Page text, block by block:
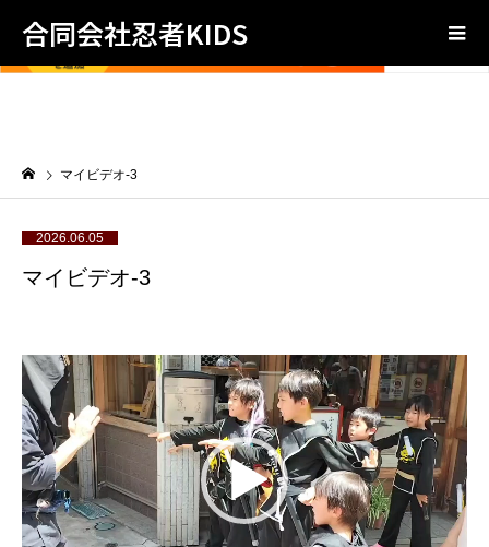
合同会社忍者KIDS
マイビデオ-3
2026.06.05
マイビデオ-3
動
画
プ
レ
ー
ヤ
ー